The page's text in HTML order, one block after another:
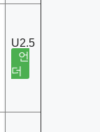
U2.5
언
더